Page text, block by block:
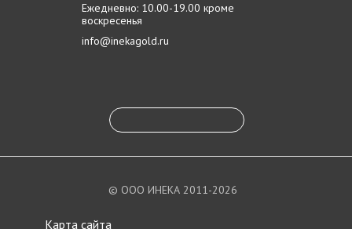
Ежедневно: 10.00-19.00 кроме
воскресенья
info@inekagold.ru
© ООО ИНЕКА 2011-2026
Карта сайта